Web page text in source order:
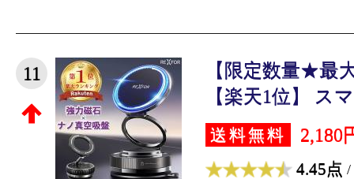
11
【限定数量★最
【楽天1位】 ス
送料無料 2,180
4.45点 /